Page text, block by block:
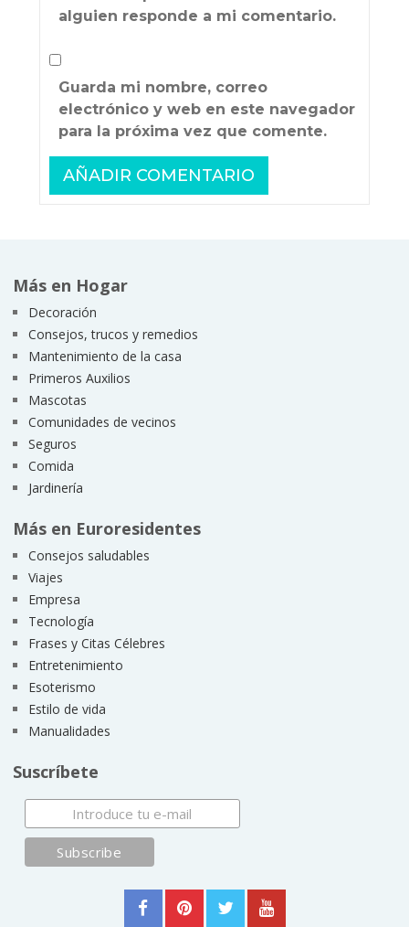
alguien responde a mi comentario.
Guarda mi nombre, correo
electrónico y web en este navegador
para la próxima vez que comente.
Más en Hogar
Decoración
Consejos, trucos y remedios
Mantenimiento de la casa
Primeros Auxilios
Mascotas
Comunidades de vecinos
Seguros
Comida
Jardinería
Más en Euroresidentes
Consejos saludables
Viajes
Empresa
Tecnología
Frases y Citas Célebres
Entretenimiento
Esoterismo
Estilo de vida
Manualidades
Suscríbete